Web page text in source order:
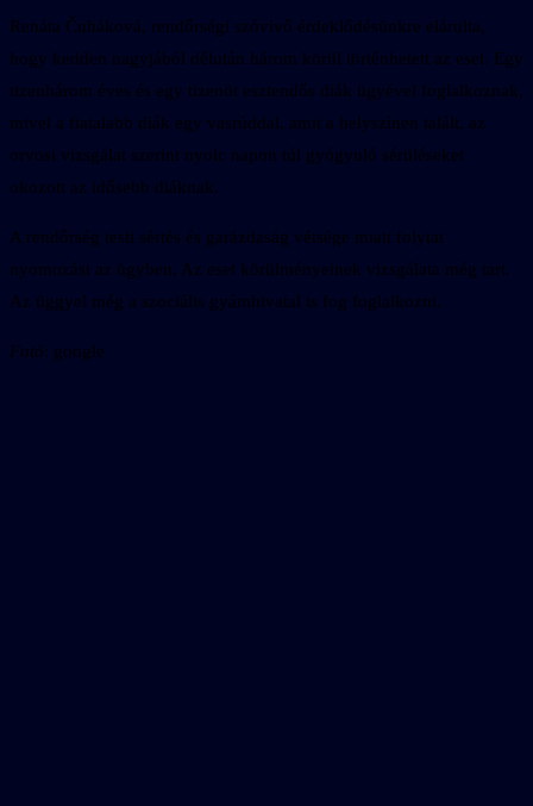
Renáta Čuháková, rendőrségi szóvivő érdeklődésünkre elárulta,
hogy kedden nagyjából délután három körül történhetett az eset. Egy
tizenhárom éves és egy tizenöt esztendős diák ügyével foglalkoznak,
mivel a fiatalabb diák egy vasrúddal, amit a helyszínen talált, az
orvosi vizsgálat szerint nyolc napon túl gyógyuló sérüléseket
okozott az idősebb diáknak.
A rendőrség testi sértés és garázdaság vétsége miatt folytat
nyomozást az ügyben. Az eset körülményeinek vizsgálata még tart.
Az üggyel még a szociális gyámhivatal is fog foglalkozni.
Fotó: google